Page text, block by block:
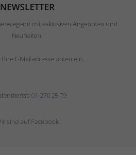
NEWSLETTER
mit exklusiven Angeboten und
Neuheiten.
Ihre E-Mailadresse unten ein.
01-270 25 79
sind auf Facebook